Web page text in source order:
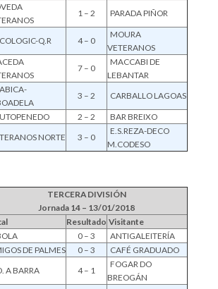
1 – 2 PARADA PIÑOR
Q.R 4 – 0
MOURA
VETERANOS
7 – 0
MACCABI DE
LEBANTAR
3 – 2
CARBALLO LAGOAS
2 – 2
BAR BREIXO
NORTE
3 – 0
E.S.REZA-DECO
M.CODESO
TERCERA DIVISIÓN
Jornada 14 – 13/01/2018
Resultado Visitante
0 – 3
ANTIGALEITERÍA
DE PALMES
0 – 3
CAFÉ GRADUADO
A BARRA
4 – 1
FOGAR DO
BREOGÁN